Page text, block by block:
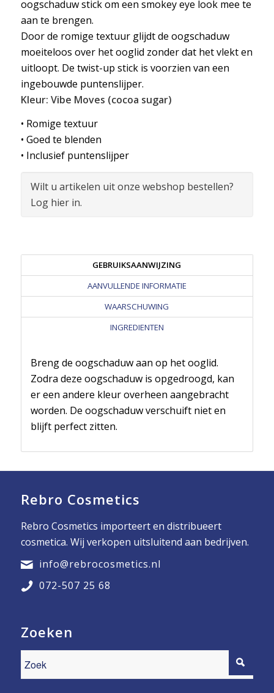
oogschaduw stick om een smokey eye look mee te
aan te brengen.
Door de romige textuur glijdt de oogschaduw
moeiteloos over het ooglid zonder dat het vlekt en
uitloopt. De twist-up stick is voorzien van een
ingebouwde puntenslijper.
Kleur: Vibe Moves (cocoa sugar)
• Romige textuur
• Goed te blenden
• Inclusief puntenslijper
Wilt u artikelen uit onze webshop bestellen?
Log hier in.
GEBRUIKSAANWIJZING
AANVULLENDE INFORMATIE
WAARSCHUWING
INGREDIENTEN
Breng de oogschaduw aan op het ooglid.
Zodra deze oogschaduw is opgedroogd, kan
er een andere kleur overheen aangebracht
worden. De oogschaduw verschuift niet en
blijft perfect zitten.
Rebro Cosmetics
Rebro Cosmetics importeert en distribueert
cosmetica. Wij verkopen uitsluitend aan bedrijven.
info@rebrocosmetics.nl
072-507 25 68
Zoeken